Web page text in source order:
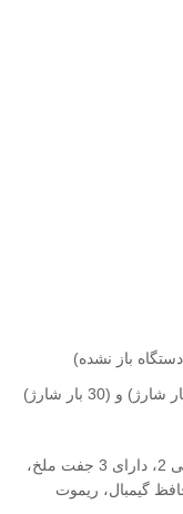
باز نشده)
دارای کیف هلی شات مینی 2، دارای 3 جفت ملخ،
محافظ گیمبال، ریموت